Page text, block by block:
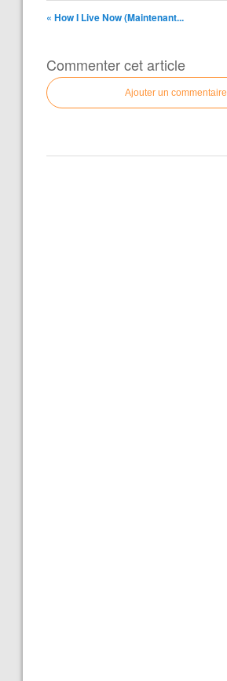
« How I Live Now (Maintenant...
Commenter cet article
Ajouter un commentaire